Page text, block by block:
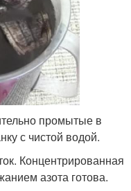
промытые в
с чистой водой.
Концентрированная
азота готова.